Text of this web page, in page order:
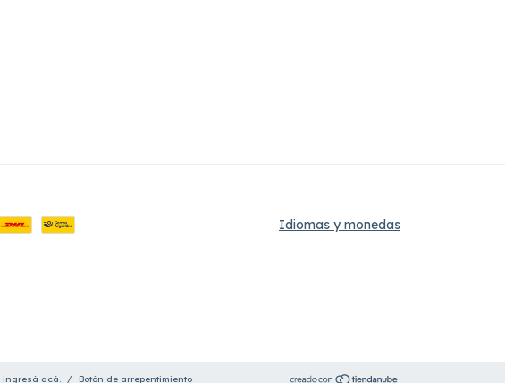
Idiomas y monedas
ingresá acá. / Botón de arrepentimiento